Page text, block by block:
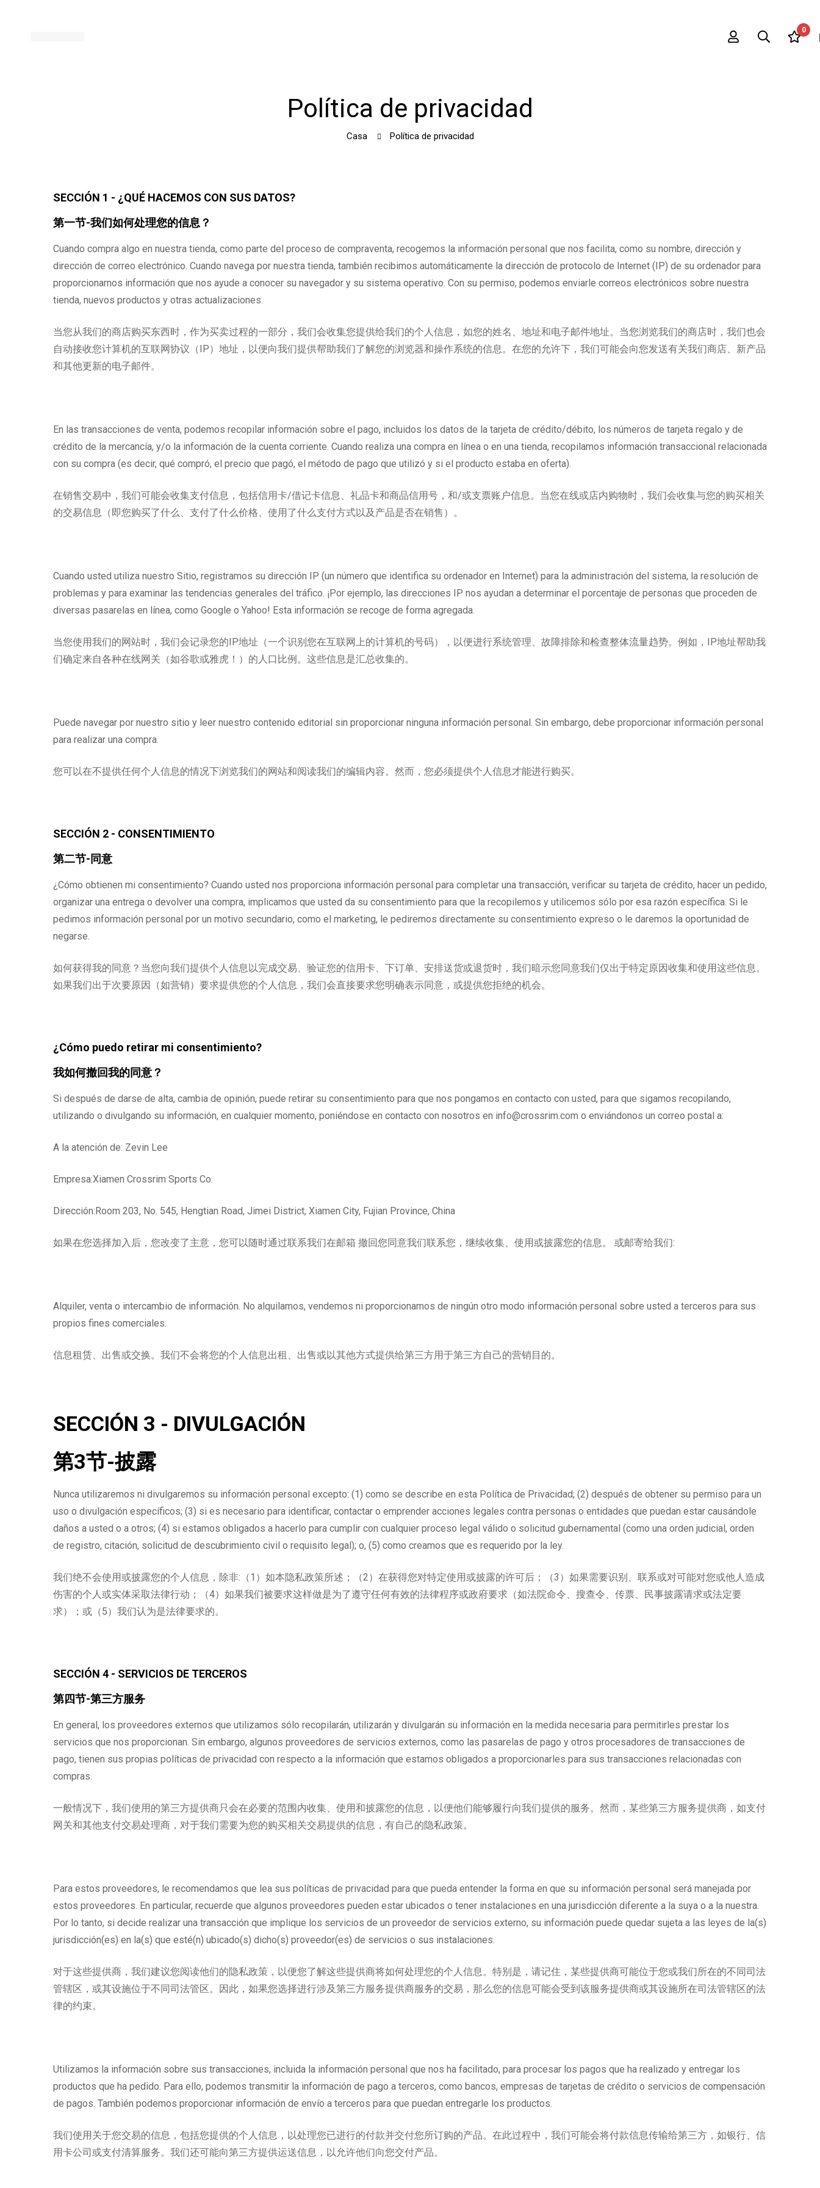
0
Política de privacidad
Casa Política de privacidad
Política
de
privacidad
SECCIÓN 1 - ¿QUÉ HACEMOS CON SUS DATOS?
第一节-我们如何处理您的信息？
Cuando compra algo en nuestra tienda, como parte del proceso de compraventa, recogemos la información personal que nos facilita, como su nombre, dirección y
dirección de correo electrónico. Cuando navega por nuestra tienda, también recibimos automáticamente la dirección de protocolo de Internet (IP) de su ordenador para
proporcionarnos información que nos ayude a conocer su navegador y su sistema operativo. Con su permiso, podemos enviarle correos electrónicos sobre nuestra
tienda, nuevos productos y otras actualizaciones.
当您从我们的商店购买东西时，作为买卖过程的一部分，我们会收集您提供给我们的个人信息，如您的姓名、地址和电子邮件地址。当您浏览我们的商店时，我们也会
自动接收您计算机的互联网协议（IP）地址，以便向我们提供帮助我们了解您的浏览器和操作系统的信息。在您的允许下，我们可能会向您发送有关我们商店、新产品
和其他更新的电子邮件。
En las transacciones de venta, podemos recopilar información sobre el pago, incluidos los datos de la tarjeta de crédito/débito, los números de tarjeta regalo y de
crédito de la mercancía, y/o la información de la cuenta corriente. Cuando realiza una compra en línea o en una tienda, recopilamos información transaccional relacionada
con su compra (es decir, qué compró, el precio que pagó, el método de pago que utilizó y si el producto estaba en oferta).
在销售交易中，我们可能会收集支付信息，包括信用卡/借记卡信息、礼品卡和商品信用号，和/或支票账户信息。当您在线或店内购物时，我们会收集与您的购买相关
的交易信息（即您购买了什么、支付了什么价格、使用了什么支付方式以及产品是否在销售）。
Cuando usted utiliza nuestro Sitio, registramos su dirección IP (un número que identifica su ordenador en Internet) para la administración del sistema, la resolución de
problemas y para examinar las tendencias generales del tráfico. ¡Por ejemplo, las direcciones IP nos ayudan a determinar el porcentaje de personas que proceden de
diversas pasarelas en línea, como Google o Yahoo! Esta información se recoge de forma agregada.
当您使用我们的网站时，我们会记录您的IP地址（一个识别您在互联网上的计算机的号码），以便进行系统管理、故障排除和检查整体流量趋势。例如，IP地址帮助我
们确定来自各种在线网关（如谷歌或雅虎！）的人口比例。这些信息是汇总收集的。
Puede navegar por nuestro sitio y leer nuestro contenido editorial sin proporcionar ninguna información personal. Sin embargo, debe proporcionar información personal
para realizar una compra.
您可以在不提供任何个人信息的情况下浏览我们的网站和阅读我们的编辑内容。然而，您必须提供个人信息才能进行购买。
SECCIÓN 2 - CONSENTIMIENTO
第二节-同意
¿Cómo obtienen mi consentimiento? Cuando usted nos proporciona información personal para completar una transacción, verificar su tarjeta de crédito, hacer un pedido,
organizar una entrega o devolver una compra, implicamos que usted da su consentimiento para que la recopilemos y utilicemos sólo por esa razón específica. Si le
pedimos información personal por un motivo secundario, como el marketing, le pediremos directamente su consentimiento expreso o le daremos la oportunidad de
negarse.
如何获得我的同意？当您向我们提供个人信息以完成交易、验证您的信用卡、下订单、安排送货或退货时，我们暗示您同意我们仅出于特定原因收集和使用这些信息。
如果我们出于次要原因（如营销）要求提供您的个人信息，我们会直接要求您明确表示同意，或提供您拒绝的机会。
¿Cómo puedo retirar mi consentimiento?
我如何撤回我的同意？
Si después de darse de alta, cambia de opinión, puede retirar su consentimiento para que nos pongamos en contacto con usted, para que sigamos recopilando,
utilizando o divulgando su información, en cualquier momento, poniéndose en contacto con nosotros en info@crossrim.com o enviándonos un correo postal a:
A la atención de: Zevin Lee
Empresa:Xiamen Crossrim Sports Co.
Dirección:Room 203, No. 545, Hengtian Road, Jimei District, Xiamen City, Fujian Province, China
如果在您选择加入后，您改变了主意，您可以随时通过联系我们在邮箱 撤回您同意我们联系您，继续收集、使用或披露您的信息。 或邮寄给我们:
Alquiler, venta o intercambio de información. No alquilamos, vendemos ni proporcionamos de ningún otro modo información personal sobre usted a terceros para sus
propios fines comerciales.
信息租赁、出售或交换。我们不会将您的个人信息出租、出售或以其他方式提供给第三方用于第三方自己的营销目的。
SECCIÓN 3 - DIVULGACIÓN
第3节-披露
Nunca utilizaremos ni divulgaremos su información personal excepto: (1) como se describe en esta Política de Privacidad; (2) después de obtener su permiso para un
uso o divulgación específicos; (3) si es necesario para identificar, contactar o emprender acciones legales contra personas o entidades que puedan estar causándole
daños a usted o a otros; (4) si estamos obligados a hacerlo para cumplir con cualquier proceso legal válido o solicitud gubernamental (como una orden judicial, orden
de registro, citación, solicitud de descubrimiento civil o requisito legal); o, (5) como creamos que es requerido por la ley.
我们绝不会使用或披露您的个人信息，除非:（1）如本隐私政策所述；（2）在获得您对特定使用或披露的许可后；（3）如果需要识别、联系或对可能对您或他人造成
伤害的个人或实体采取法律行动；（4）如果我们被要求这样做是为了遵守任何有效的法律程序或政府要求（如法院命令、搜查令、传票、民事披露请求或法定要
求）；或（5）我们认为是法律要求的。
SECCIÓN 4 - SERVICIOS DE TERCEROS
第四节-第三方服务
En general, los proveedores externos que utilizamos sólo recopilarán, utilizarán y divulgarán su información en la medida necesaria para permitirles prestar los
servicios que nos proporcionan. Sin embargo, algunos proveedores de servicios externos, como las pasarelas de pago y otros procesadores de transacciones de
pago, tienen sus propias políticas de privacidad con respecto a la información que estamos obligados a proporcionarles para sus transacciones relacionadas con
compras.
一般情况下，我们使用的第三方提供商只会在必要的范围内收集、使用和披露您的信息，以便他们能够履行向我们提供的服务。然而，某些第三方服务提供商，如支付
网关和其他支付交易处理商，对于我们需要为您的购买相关交易提供的信息，有自己的隐私政策。
Para estos proveedores, le recomendamos que lea sus políticas de privacidad para que pueda entender la forma en que su información personal será manejada por
estos proveedores. En particular, recuerde que algunos proveedores pueden estar ubicados o tener instalaciones en una jurisdicción diferente a la suya o a la nuestra.
Por lo tanto, si decide realizar una transacción que implique los servicios de un proveedor de servicios externo, su información puede quedar sujeta a las leyes de la(s)
jurisdicción(es) en la(s) que esté(n) ubicado(s) dicho(s) proveedor(es) de servicios o sus instalaciones.
对于这些提供商，我们建议您阅读他们的隐私政策，以便您了解这些提供商将如何处理您的个人信息。特别是，请记住，某些提供商可能位于您或我们所在的不同司法
管辖区，或其设施位于不同司法管区。因此，如果您选择进行涉及第三方服务提供商服务的交易，那么您的信息可能会受到该服务提供商或其设施所在司法管辖区的法
律的约束。
Utilizamos la información sobre sus transacciones, incluida la información personal que nos ha facilitado, para procesar los pagos que ha realizado y entregar los
productos que ha pedido. Para ello, podemos transmitir la información de pago a terceros, como bancos, empresas de tarjetas de crédito o servicios de compensación
de pagos. También podemos proporcionar información de envío a terceros para que puedan entregarle los productos.
我们使用关于您交易的信息，包括您提供的个人信息，以处理您已进行的付款并交付您所订购的产品。在此过程中，我们可能会将付款信息传输给第三方，如银行、信
用卡公司或支付清算服务。我们还可能向第三方提供运送信息，以允许他们向您交付产品。